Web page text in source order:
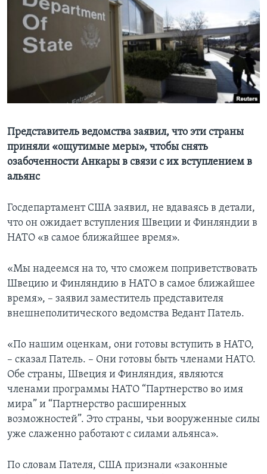
Learning English
СОЦИАЛЬНЫЕ СЕТИ
Представитель ведомства заявил, что эти страны
приняли «ощутимые меры», чтобы снять
озабоченности Анкары в связи с их вступлением в
альянс
Госдепартамент США заявил, не вдаваясь в детали,
что он ожидает вступления Швеции и Финляндии в
НАТО «в самое ближайшее время».
«Мы надеемся на то, что сможем поприветствовать
Швецию и Финляндию в НАТО в самое ближайшее
время», – заявил заместитель представителя
внешнеполитического ведомства Ведант Патель.
«По нашим оценкам, они готовы вступить в НАТО,
– сказал Патель. – Они готовы быть членами НАТО.
Обе страны, Швеция и Финляндия, являются
членами программы НАТО “Партнерство во имя
мира” и “Партнерство расширенных
возможностей”. Это страны, чьи вооруженные силы
уже слаженно работают с силами альянса».
По словам Пателя, США признали «законные